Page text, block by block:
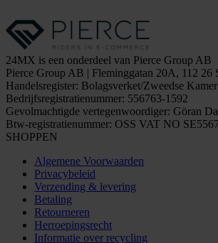
24MX is een onderdeel van Pierce Group AB
Pierce Group AB | Fleminggatan 20A, 112 26
Handelsregister: Bolagsverket/Zweedse
Bedrijfsregistratienummer: 556763-1592
Gevolmachtigde vertegenwoordiger: Göran
Btw-registratienummer: OSS VAT NO
SHOPPEN
Algemene Voorwaarden
Privacybeleid
Verzending & levering
Betaling
Retourneren
Herroepingsrecht
Informatie over recycling